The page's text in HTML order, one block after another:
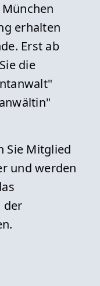
erhalten
Erst ab
die
Sie Mitglied
und werden
der